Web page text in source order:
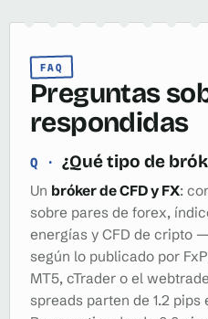
FAQ
Preguntas
respondidas
¿Qué tipo de
Un bróker de CFD y FX:
sobre pares de forex,
energías y CFD de cripto
según lo publicado por
MT5, cTrader o el
spreads parten de 1.2